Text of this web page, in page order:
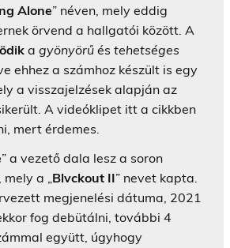
Alone” néven, mely eddig
örvend a hallgatói között. A
a gyönyörű és tehetséges
ehhez a számhoz készült is egy
a visszajelzések alapján az
A videóklipet itt a cikkben
mert érdemes.
” a vezető dala lesz a soron
mely a „Blvckout II” nevet kapta.
megjenelési dátuma, 2021
fog debütálni, további 4
együtt, úgyhogy